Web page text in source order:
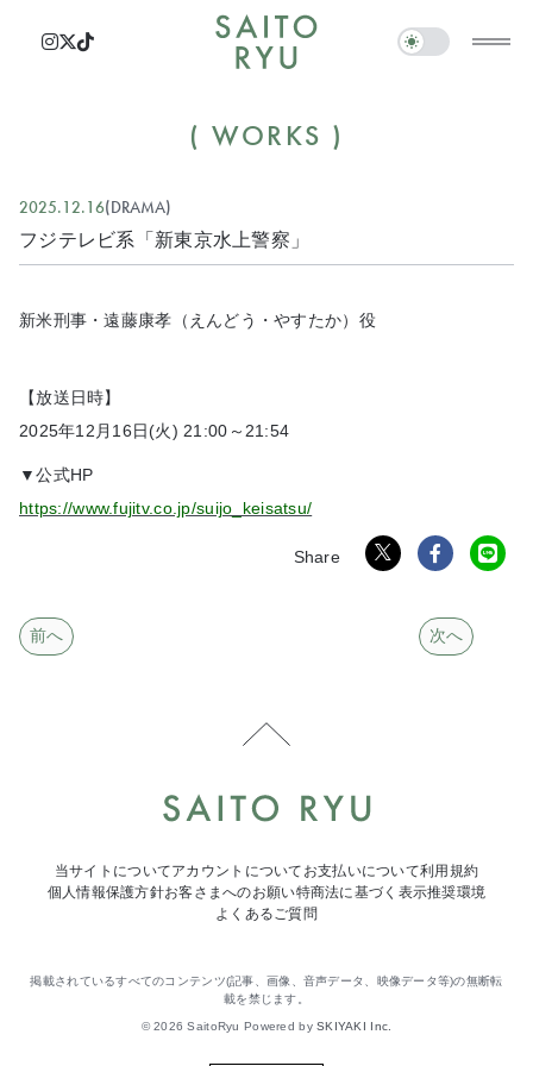
WORKS
2025.12.16 DRAMA
フジテレビ系「新東京水上警察」
新米刑事・遠藤康孝（えんどう・やすたか）役
【放送日時】
2025年12月16日(火) 21:00～21:54
▼公式HP
https://www.fujitv.co.jp/suijo_keisatsu/
前へ 次へ
当サイトについてアカウントについて お支払いについて利用規約
個人情報保護方針お客さまへのお願い特商法に基づく表示推奨環境
よくあるご質問
掲載されているすべてのコンテンツ(記事、画像、音声データ、映像データ等)の無断転
載を禁じます。
© 2026 SaitoRyu Powered bySKIYAKI Inc.